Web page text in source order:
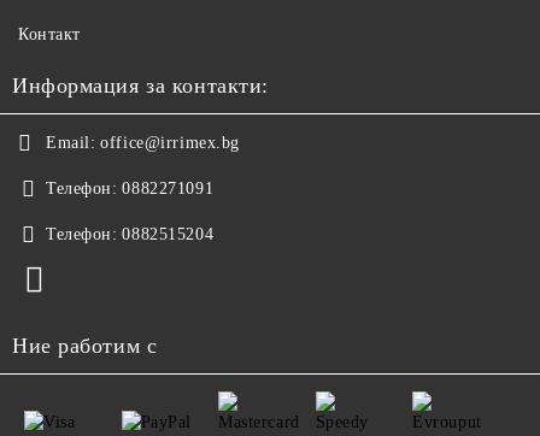
Контакт
Информация за контакти:
Email: office@irrimex.bg
Телефон: 0882271091
Телефон: 0882515204
Ние работим с